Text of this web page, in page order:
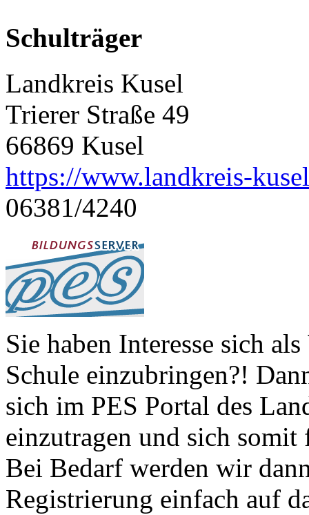
Schulträger
Landkreis Kusel
Trierer Straße 49
66869 Kusel
https://www.landkreis-
06381/4240
Sie haben Interesse sich als
Schule einzubringen?!
sich im PES Portal des
einzutragen und sich somit
Bei Bedarf werden wir
Registrierung einfach auf